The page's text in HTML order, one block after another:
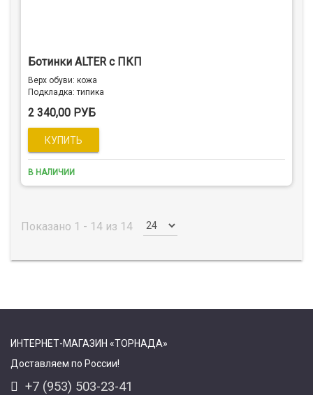
Ботинки ALTER c ПКП
Верх обуви: кожа
Подкладка: типика
2 340,00 РУБ
В НАЛИЧИИ
Показано 1 - 14 из 14
ИНТЕРНЕТ-МАГАЗИН «ТОРНАДА»
Доставляем по России!
+7 (953) 503-23-41